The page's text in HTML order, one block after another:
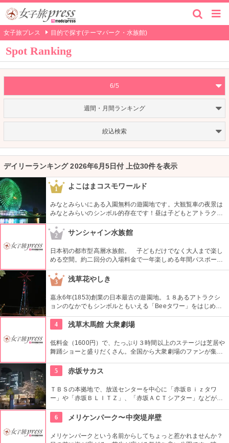
女子旅プレス 目的で探す(テーマパーク・水族館)
Spot Ranking
6/5
週間・月間ランキング
絞込検索
デイリーランキング 2026年6月5日付 上位30件を表示
1 よこはまコスモワールド
みなとみらいにある入園無料の遊園地です。大観覧車の夜景は
みなとみらいのシンボル的存在です！昼は子どもとアトラクシ
ョン、夜は恋人と観覧車デート、と子どもから大人まで楽しめ
ること間違いなしです。
2 サンシャイン水族館
日本初の都市型高層水族館。 子どもだけでなく大人まで楽し
める空間。約二回分の入場料金で一年楽しめる年間パスポート
はかなりお得！自分のスマートフォンにサンシャイン水族館の
魚を持ち帰れるスマホアプリも試してみて。
3 浅草花やしき
嘉永6年(1853)創業の日本最古の遊園地。１８あるアトラクシ
ョンのなかでもシンボルともいえる「Beeタワー」をはじめ、
日本現存最古のローラーコースターなど楽しいアトラクション
が揃う。
4 浅草木馬館 大衆劇場
低料金（1600円）で、たっぷり３時間以上のステージは芝居や
舞踊ショーと盛りだくさん。全国から大衆劇場のファンが集ま
りが飛ぶ。
5 赤坂サカス
ＴＢＳの本拠地で、放送センターを中心に「赤坂Ｂｉｚタワ
ー」や「赤坂ＢＬＩＴＺ」、「赤坂ＡＣＴシアター」などが揃
6
メリケンパーク〜中突堤岸壁
メリケンパークという名前からしてちょっと惹かれませんか？